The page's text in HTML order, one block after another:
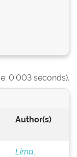
0.003 seconds).
Author(s)
Lima,